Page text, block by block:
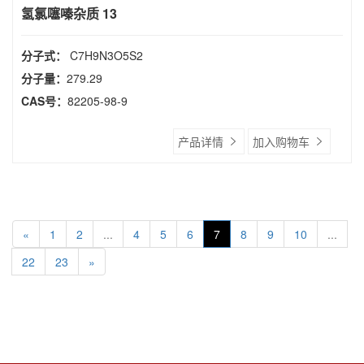
氢氯噻嗪杂质 13
分子式： C7H9N3O5S2
分子量： 279.29
CAS号： 82205-98-9
产品详情 加入购物车
« 1 2 ... 4 5 6 7 8 9 10
...
22
23 »